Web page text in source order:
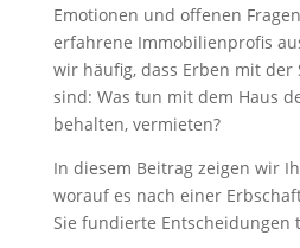
Emotionen und offenen
erfahrene Immobilienprofis
wir häufig, dass Erben mit
sind: Was tun mit dem Haus
behalten, vermieten?
In diesem Beitrag zeigen wir
worauf es nach einer
Sie fundierte Entscheidungen